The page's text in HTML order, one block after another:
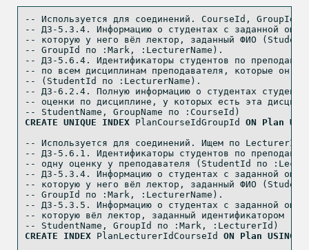
-- Используется для соединений. CourseId, GroupId -
-- ДЗ-5.3.4. Информацию о студентах с заданной
-- которую у него вёл лектор, заданный ФИО
-- GroupId по :Mark, :LecturerName).
-- ДЗ-5.6.4. Идентификаторы студентов по
-- по всем дисциплинам преподавателя, которые он
-- (StudentId по :LecturerName).
-- ДЗ-6.2.4. Полную информацию о студентах
-- оценки по дисциплине, у которых есть эта
-- StudentName, GroupName по :CourseId)
CREATE UNIQUE INDEX PlanCourseIdGroupId ON Plan
-- Используется для соединений. Ищем по LecturerId
-- ДЗ-5.6.1. Идентификаторы студентов по
-- одну оценку у преподавателя (StudentId по
-- ДЗ-5.3.4. Информацию о студентах с заданной
-- которую у него вёл лектор, заданный ФИО
-- GroupId по :Mark, :LecturerName).
-- ДЗ-5.3.5. Информацию о студентах с заданной
-- которую вёл лектор, заданный идентификатором
-- StudentName, GroupId по :Mark, :LecturerId)
CREATE
INDEX PlanLecturerIdCourseId ON Plan USING